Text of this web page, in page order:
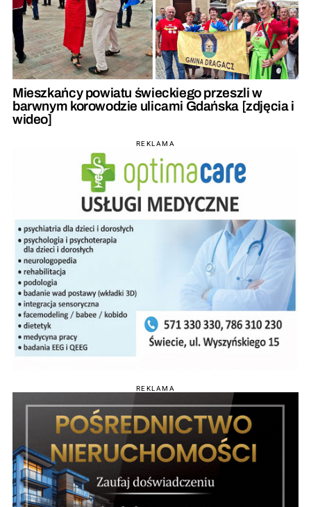
Mieszkańcy powiatu świeckiego przeszli w
barwnym korowodzie ulicami Gdańska [zdjęcia i
wideo]
REKLAMA
REKLAMA